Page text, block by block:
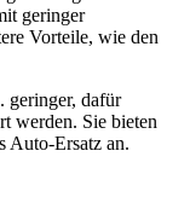
geringer
Vorteile, wie den
geringer, dafür
werden. Sie bieten
Auto-Ersatz an.